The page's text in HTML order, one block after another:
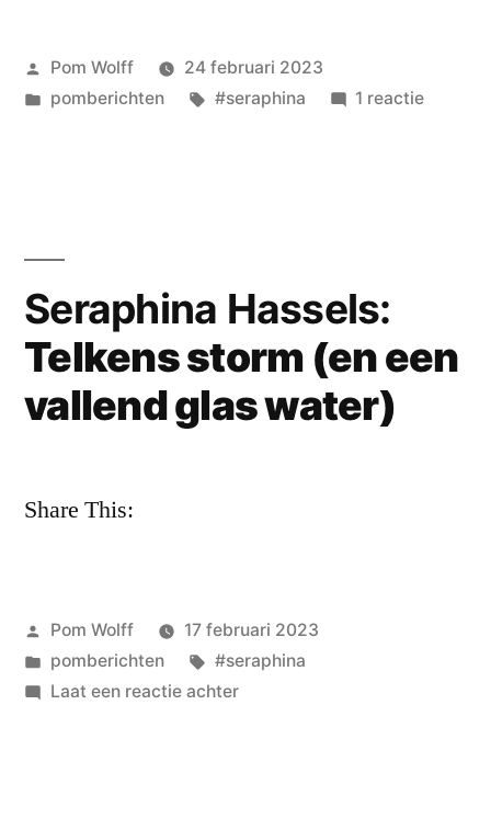
Geplaatst
door
Pom Wolff
24 februari 2023
Geplaatst
pomberichten Tags:
#seraphina 1 reactieop
Seraphina Hassels:
Telkens storm (en een
vallend glas water)
Share This:
Geplaatst
door
Pom Wolff
17 februari 2023
Geplaatst
in
pomberichten Tags:
#seraphina
Laat een reactie achterop